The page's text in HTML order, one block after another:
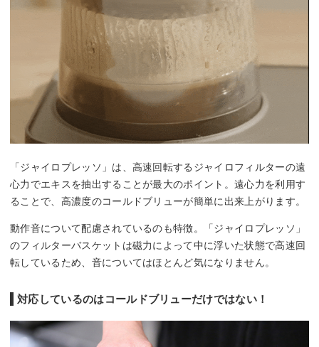
「ジャイロプレッソ」は、高速回転するジャイロフィルターの遠
心力でエキスを抽出することが最大のポイント。遠心力を利用す
ることで、高濃度のコールドブリューが簡単に出来上がります。
動作音について配慮されているのも特徴。「ジャイロプレッソ」
のフィルターバスケットは磁力によって中に浮いた状態で高速回
転しているため、音についてはほとんど気になりません。
対応しているのはコールドブリューだけではない！